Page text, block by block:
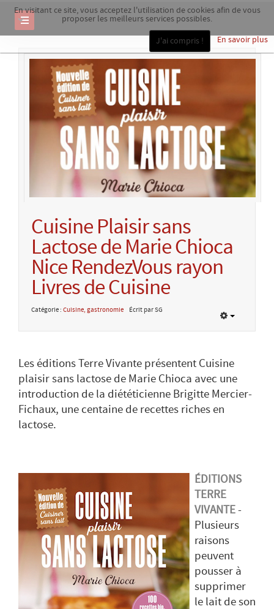
En visitant ce site, vous acceptez l'utilisation de cookies afin de vous
proposer les meilleurs services possibles.
En savoir plus
J'ai compris !
Cuisine Plaisir sans
Lactose de Marie Chioca
Nice RendezVous rayon
Livres de Cuisine
Catégorie : Cuisine, gastronomie Écrit par SG
Les éditions Terre Vivante présentent Cuisine
plaisir sans lactose de Marie Chioca avec une
introduction de la diététicienne Brigitte Mercier-
Fichaux, une centaine de recettes riches en
lactose.
ÉDITIONS
TERRE
VIVANTE-
Plusieurs
raisons
peuvent
pousser à
supprimer
le lait de son